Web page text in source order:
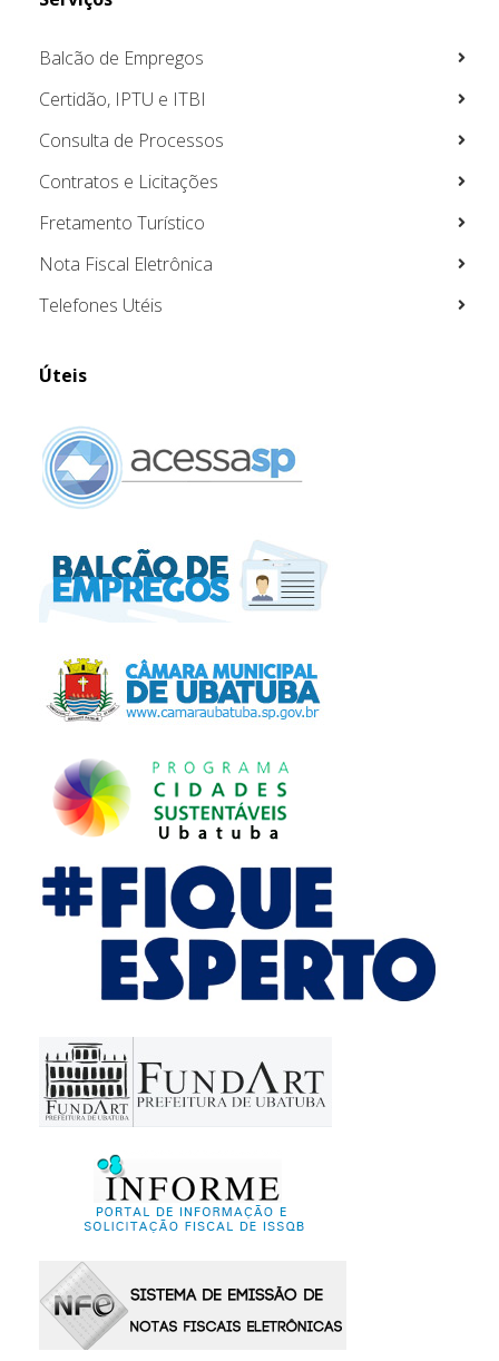
Balcão de Empregos
Certidão, IPTU e ITBI
Consulta de Processos
Contratos e Licitações
Fretamento Turístico
Nota Fiscal Eletrônica
Telefones Utéis
Úteis